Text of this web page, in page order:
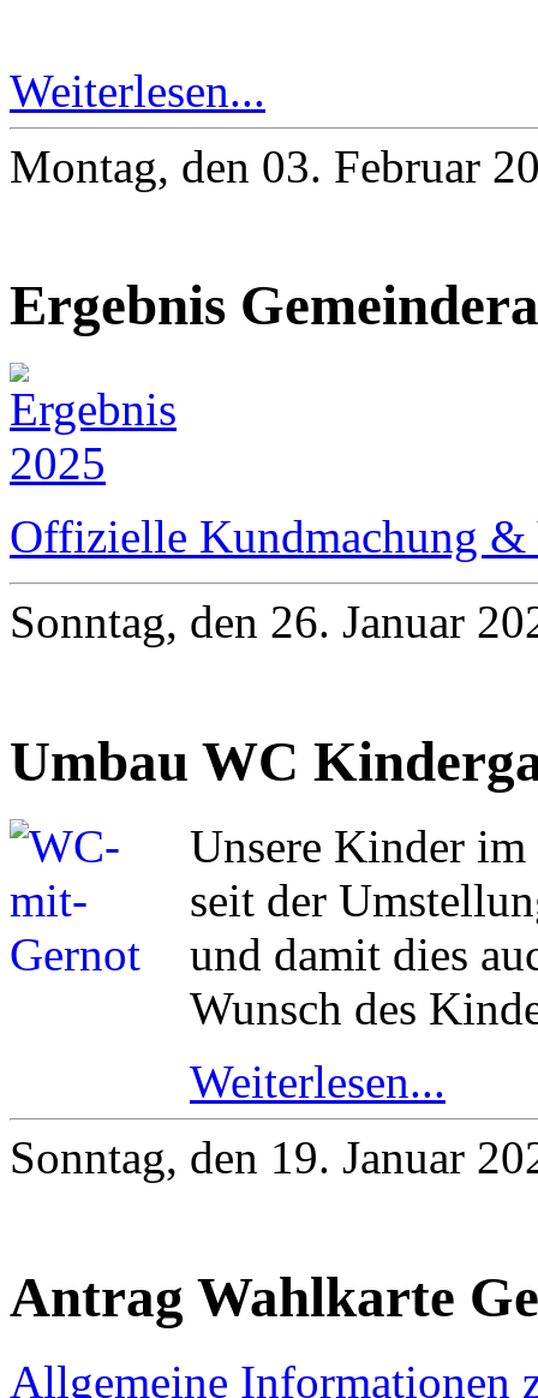
Weiterlesen...
Montag, den 03. Februar
Ergebnis
Offizielle Kundmachung &
Sonntag, den 26. Januar
Umbau WC
Unsere Kinder
seit der
und damit dies
Wunsch des
Weiterlesen...
Sonntag, den 19. Januar
Antrag Wahlkarte
Allgemeine Informationen